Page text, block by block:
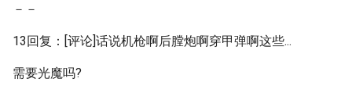
－－
13回复：[评论]话说机枪啊后膛炮啊穿甲弹啊这些...
需要光魔吗?